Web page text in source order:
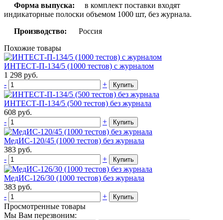
Форма выпуска: в комплект поставки входят
индикаторные полоски объемом 1000 шт, без журнала.
Производство:
Россия
Похожие товары
ИНТЕСТ-П-134/5 (1000 тестов) с журналом
1 298 руб.
-
+ Купить
ИНТЕСТ-П-134/5 (500 тестов) без журнала
608 руб.
-
+ Купить
МедИС-120/45 (1000 тестов) без журнала
383 руб.
-
+ Купить
МедИС-126/30 (1000 тестов) без журнала
383 руб.
-
+ Купить
Просмотренные товары
Мы Вам перезвоним: